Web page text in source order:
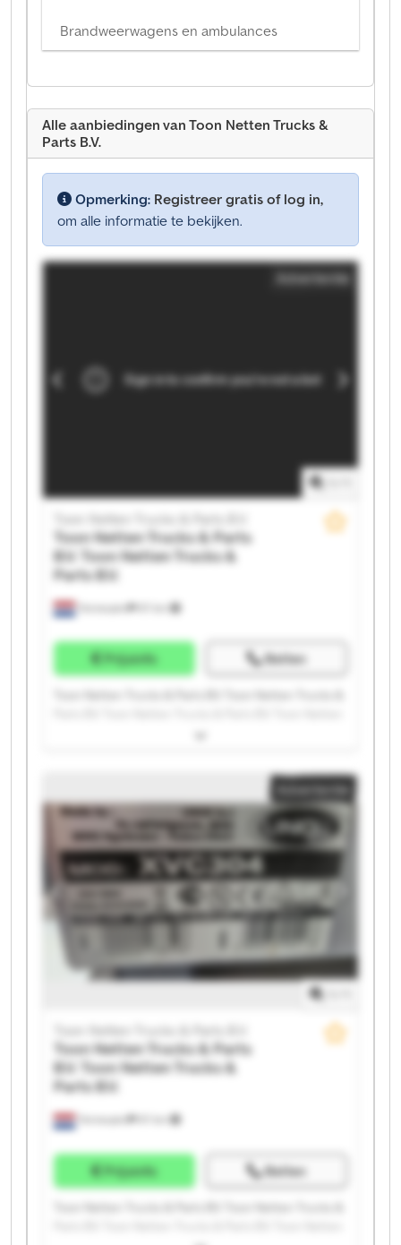
Brandweerwagens en ambulances
Alle aanbiedingen van Toon Netten Trucks &
Parts B.V.
Opmerking: Registreer gratis of log in,
om alle informatie te bekijken.
Advertentie
Terneuzen
Toon Netten Trucks & Parts
B.V.
Toon Netten Trucks &
Parts B.V.
Prijsinfo Bellen
Trucks & Parts B.V. Toon Netten Trucks & Parts B.V.
Parts B.V. Toon Netten Trucks & Parts B.V. Toon Netten
Toon Netten Trucks & Parts B.V. Toon Netten Trucks &
Parts B.V. Toon Netten Trucks & Parts B.V. Toon Netten
Trucks & Parts B.V. Toon Netten Trucks & Parts B.V.
Toon Netten Trucks & Parts B.V. Toon Netten Trucks &
Parts B.V. Toon Netten Trucks & Parts B.V. Toon Netten
Trucks & Parts B.V. Toon Netten Trucks & Parts B.V.
Advertentie
Terneuzen
Toon Netten Trucks & Parts
B.V.
Toon Netten Trucks &
Parts B.V.
Prijsinfo Bellen